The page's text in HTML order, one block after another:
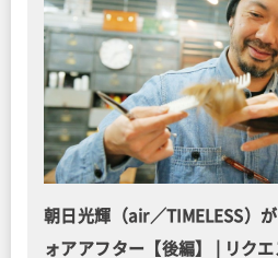
朝日光輝（air／TIMELESS）
ォアアフター【後編】 | リク